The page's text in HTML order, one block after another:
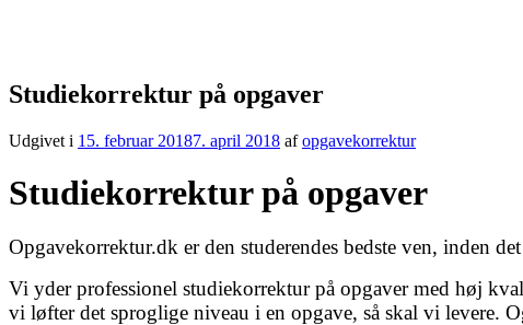
Studiekorrektur på opgaver
Udgivet i 15. februar 20187. april 2018 afopgavekorrektur
Studiekorrektur på opgaver
Opgavekorrektur.dk er den studerendes bedste ven, inden
Vi yder professionel studiekorrektur på opgaver med høj
vi løfter det sproglige niveau i en opgave, så skal vi levere.